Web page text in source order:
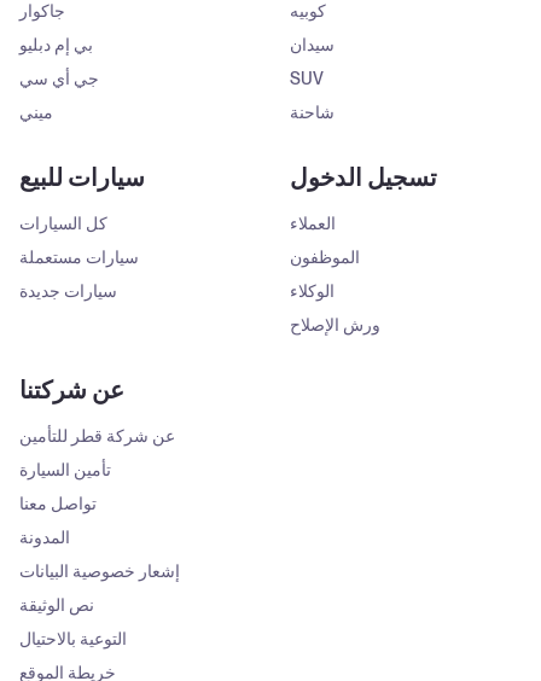
جاكوار
بي إم دبليو
جي أي سي
ميني
كوبيه
سيدان
SUV
شاحنة
سيارات للبيع
كل السيارات
سيارات مستعملة
سيارات جديدة
تسجيل الدخول
العملاء
الموظفون
الوكلاء
ورش الإصلاح
عن شركتنا
عن شركة قطر للتأمين
تأمين السيارة
تواصل معنا
المدونة
إشعار خصوصية البيانات
نص الوثيقة
التوعية بالاحتيال
خريطة الموقع